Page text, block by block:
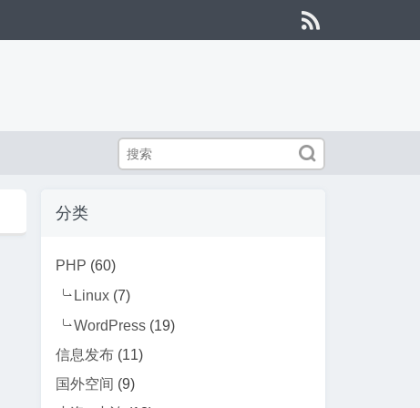


分类
PHP (60)
Linux (7)
WordPress (19)
信息发布 (11)
国外空间 (9)